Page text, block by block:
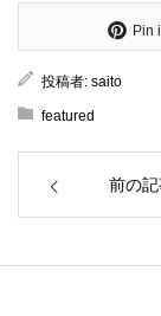
Pin
投稿者: saito
featured
前の